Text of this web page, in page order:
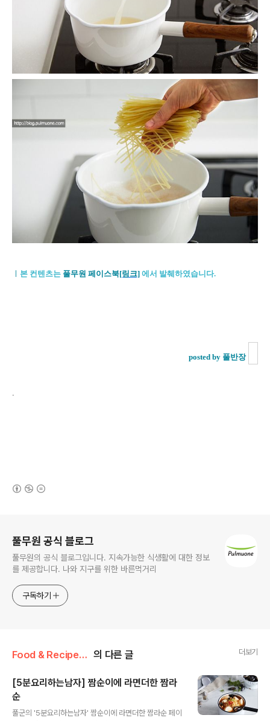
본 컨텐츠는 풀무원 페이스북[링크] 에서 발췌하였습니다.
posted by 풀반장
.
풀무원 공식 블로그
풀무원의 공식 블로그입니다. 지속가능한 식생활에 대한 정보
를 제공합니다. 나와 지구를 위한 바른먹거리
구독하기
Food & Recipe/풀반장의 쿠킹팁 의 다른 글 더보기
[5분요리하는남자] 짬순이에 라면더한 짬라
순
풀군의 '5분요리하는남자' 짬순이에 라면더한 짬라순 페이